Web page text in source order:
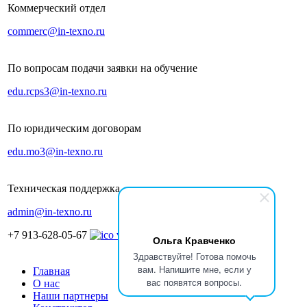
Ольга Кравченко
Здравствуйте! Готова помочь
вам. Напишите мне, если у
вас появятся вопросы.
Коммерческий отдел
commerc@in-texno.ru
По вопросам подачи заявки на обучение
edu.rcps3@in-texno.ru
По юридическим договорам
edu.mo3@in-texno.ru
Техническая поддержка
admin@in-texno.ru
+7 913-628-05-67
Главная
О нас
Наши партнеры